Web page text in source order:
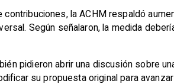
la ACHM respaldó
Según señalaron, la medida
pidieron abrir una discusión sobre
su propuesta original para